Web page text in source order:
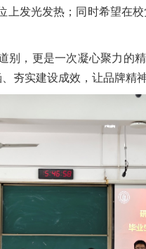
上发光发热；同时希望在
别，更是一次凝心聚力的
夯实建设成效，让品牌精